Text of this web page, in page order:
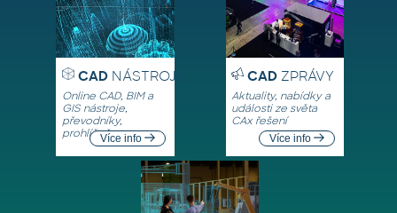
CADNÁSTROJE
Online CAD, BIM a
GIS nástroje,
převodníky,
prohlížečeVíce info
CADZPRÁVY
Aktuality, nabídky a
události ze světa
CAx řešení
Více info